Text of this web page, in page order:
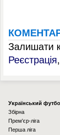
Залишати
Реєстрація,
Українcький
Збірна
Прем'єр-ліга
Перша ліга